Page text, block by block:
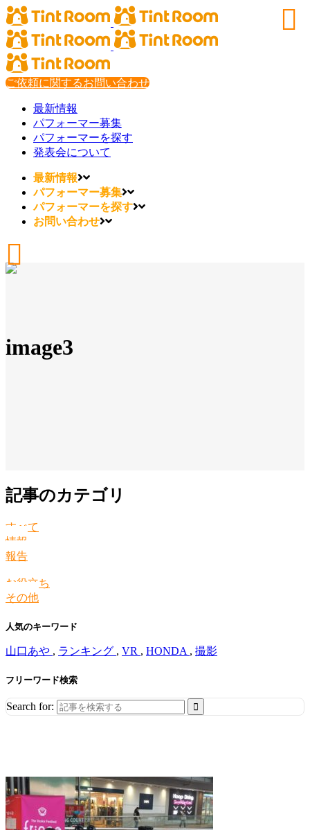
ご依頼に関するお問い合わせ
最新情報
パフォーマー募集
パフォーマーを探す
発表会について
最新情報
パフォーマー募集
パフォーマーを探す
お問い合わせ
image3
記事のカテゴリ
すべて
情報
報告
お役立ち
その他
人気のキーワード
山口あや , ランキング , VR , HONDA , 撮影
フリーワード検索
Search for: